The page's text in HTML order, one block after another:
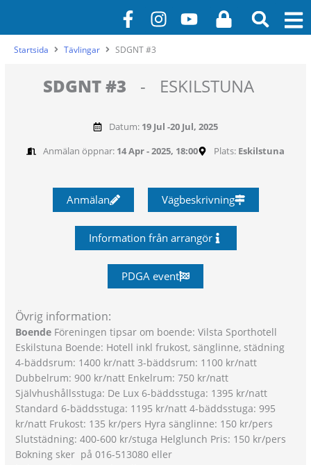
innehåll
F
a
c
k
-
I
n
a
g
r
a
m
Y
o
u
b
e
L
o
Startsida Tävlingar SDGNT #3
SDGNT #3 - ESKILSTUNA
Datum: 19 Jul -20 Jul, 2025
Anmälan öppnar:14 Apr - 2025, 18:00 Plats: Eskilstuna
Anmälan Vägbeskrivning
Information från arrangör
PDGA event
Övrig information:
Boende Föreningen tipsar om boende: Vilsta Sporthotell
Eskilstuna Boende: Hotell inkl frukost, sänglinne, städning
4-bäddsrum: 1400 kr/natt 3-bäddsrum: 1100 kr/natt
Dubbelrum: 900 kr/natt Enkelrum: 750 kr/natt
Självhushållsstuga: De Lux 6-bäddsstuga: 1395 kr/natt
Standard 6-bäddsstuga: 1195 kr/natt 4-bäddsstuga: 995
kr/natt Frukost: 135 kr/pers Hyra sänglinne: 150 kr/pers
Slutstädning: 400-600 kr/stuga Helglunch Pris: 150 kr/pers
Bokning sker på 016-513080 eller